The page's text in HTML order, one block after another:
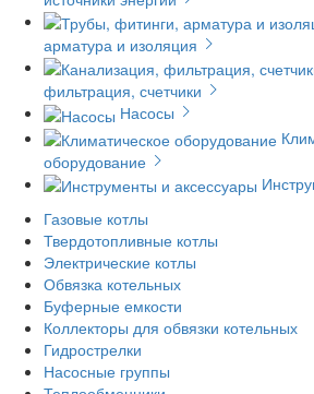
арматура и изоляция
фильтрация, счетчики
Насосы
оборудование
Газовые котлы
Твердотопливные котлы
Электрические котлы
Обвязка котельных
Буферные емкости
Коллекторы для обвязки котельных
Гидрострелки
Насосные группы